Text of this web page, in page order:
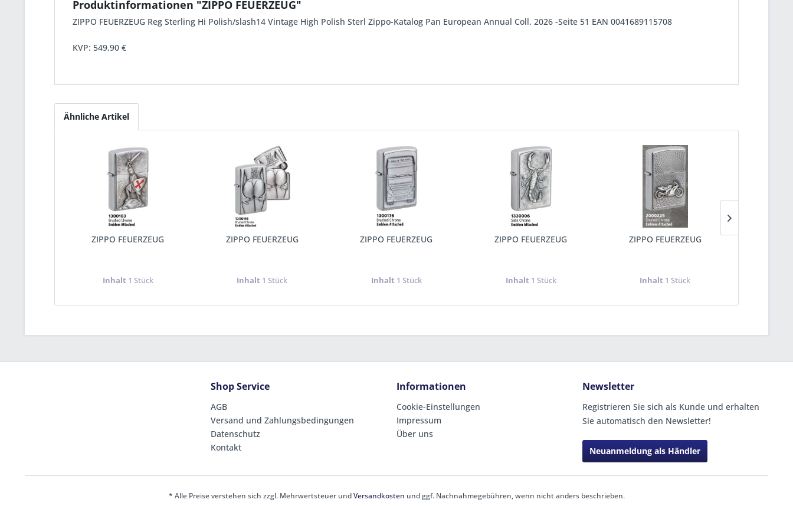
Produktinformationen "ZIPPO FEUERZEUG"
ZIPPO FEUERZEUG Reg Sterling Hi Polish/slash14 Vintage High Polish Sterl Zippo-Katalog Pan European Annual Coll. 2026 -Seite 51 EAN 0041689115708
KVP: 549,90 €
Ähnliche Artikel
ZIPPO FEUERZEUG
Inhalt 1 Stück
ZIPPO FEUERZEUG
Inhalt 1 Stück
ZIPPO FEUERZEUG
Inhalt 1 Stück
ZIPPO FEUERZEUG
Inhalt 1 Stück
ZIPPO FEUERZEUG
Inhalt 1 Stück
Shop Service
AGB
Versand und Zahlungsbedingungen
Datenschutz
Kontakt
Informationen
Cookie-Einstellungen
Impressum
Über uns
Newsletter
Registrieren Sie sich als Kunde und erhalten
Sie automatisch den Newsletter!
Neuanmeldung als Händler
* Alle Preise verstehen sich zzgl. Mehrwertsteuer undVersandkosten und ggf. Nachnahmegebühren, wenn nicht anders beschrieben.